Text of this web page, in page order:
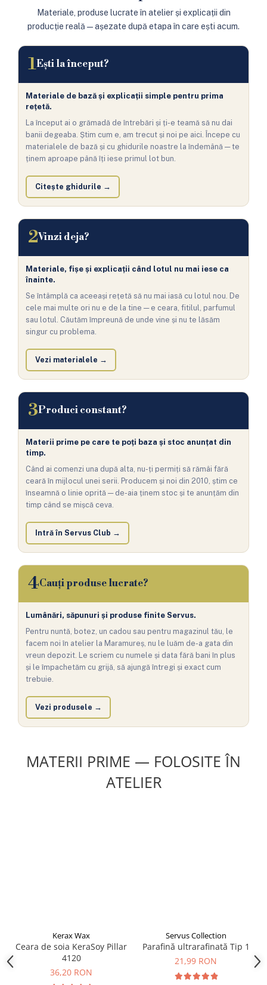
Materiale, produse lucrate în atelier și explicații din
producție reală — așezate după etapa în care ești acum.
1Ești la început?
Materiale de bază și explicații simple pentru prima
rețetă.
La început ai o grămadă de întrebări și ți-e teamă să nu dai
banii degeaba. Știm cum e, am trecut și noi pe aici. Începe cu
materialele de bază și cu ghidurile noastre la îndemână — te
ținem aproape până îți iese primul lot bun.
Citește ghidurile →
2Vinzi deja?
Materiale, fișe și explicații când lotul nu mai iese ca
înainte.
Se întâmplă ca aceeași rețetă să nu mai iasă cu lotul nou. De
cele mai multe ori nu e de la tine — e ceara, fitilul, parfumul
sau lotul. Căutăm împreună de unde vine și nu te lăsăm
singur cu problema.
Vezi materialele →
3Produci constant?
Materii prime pe care te poți baza și stoc anunțat din
timp.
Când ai comenzi una după alta, nu-ți permiți să rămâi fără
ceară în mijlocul unei serii. Producem și noi din 2010, știm ce
înseamnă o linie oprită — de-aia ținem stoc și te anunțăm din
timp când se mișcă ceva.
Intră în Servus Club →
4Cauți produse lucrate?
Lumânări, săpunuri și produse finite Servus.
Pentru nuntă, botez, un cadou sau pentru magazinul tău, le
facem noi în atelier la Maramureș, nu le luăm de-a gata din
vreun depozit. Le scriem cu numele și data fără bani în plus
și le împachetăm cu grijă, să ajungă întregi și exact cum
trebuie.
Vezi produsele →
MATERII PRIME — FOLOSITE ÎN
ATELIER
Kerax Wax
Ceara de soia KeraSoy Pillar
4120
36,20 RON
Servus Collection
Parafină ultrarafinată Tip 1
21,99 RON